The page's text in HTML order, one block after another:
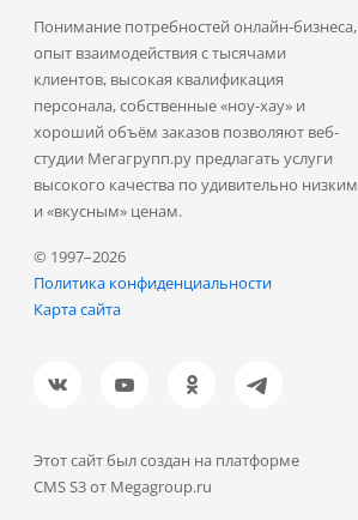
Понимание потребностей онлайн-бизнеса,
опыт взаимодействия с тысячами
клиентов, высокая квалификация
персонала, собственные «ноу-хау» и
хороший объём заказов позволяют веб-
студии Мегагрупп.ру предлагать услуги
высокого качества по удивительно низким
и «вкусным» ценам.
© 1997–2026
Политика конфиденциальности
Карта сайта
Этот сайт был создан на платформе
CMS S3 от Megagroup.ru